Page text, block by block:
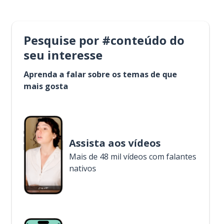
Pesquise por #conteúdo do
seu interesse
Aprenda a falar sobre os temas de que
mais gosta
Assista aos vídeos
Mais de 48 mil vídeos com falantes
nativos